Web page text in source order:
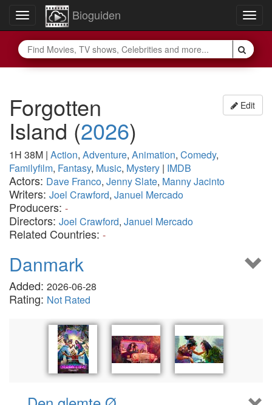
Toggle
navigation
Bioguiden
Edit
Forgotten
Island (2026)
1H 38M | Action, Adventure, Animation, Comedy,
Familyfilm, Fantasy, Music, Mystery | IMDB
Actors: Dave Franco, Jenny Slate, Manny Jacinto
Writers: Joel Crawford, Januel Mercado
Producers: -
Directors: Joel Crawford, Januel Mercado
Related Countries: -
Danmark
Added: 2026-06-28
Rating: Not Rated